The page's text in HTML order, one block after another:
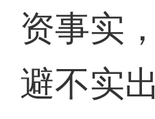
资事实
避不实